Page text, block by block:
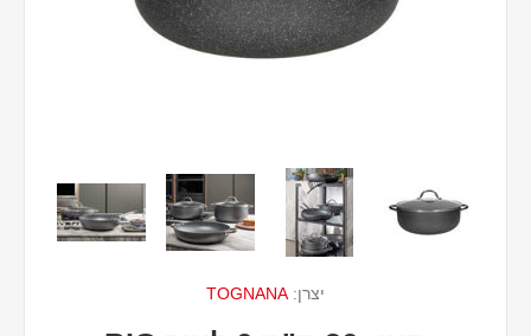
יצרן: TOGNANA